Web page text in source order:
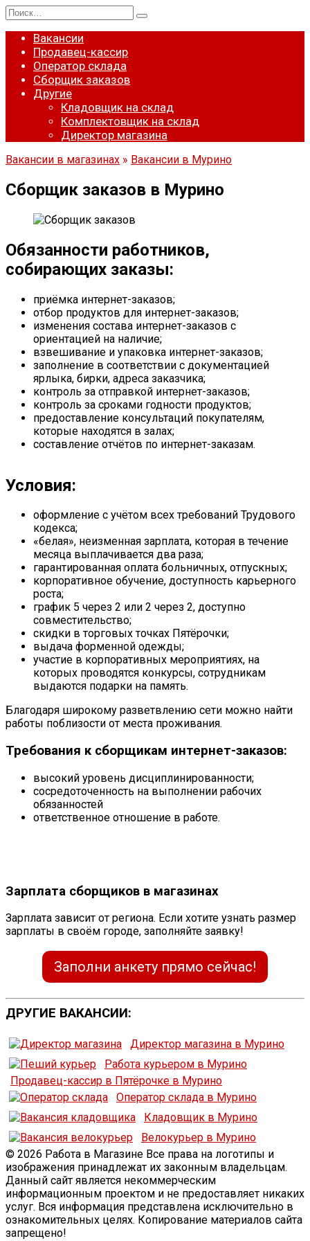
Перейти
к
содержанию
Search
for:
Вакансии
Продавец-кассир
Оператор склада
Сборщик заказов
Другие
Кладовщик на склад
Комплектовщик на склад
Директор магазина
Вакансии в магазинах » Вакансии в Мурино
Сборщик заказов в Мурино
Обязанности работников,
собирающих заказы:
приёмка интернет-заказов;
отбор продуктов для интернет-заказов;
изменения состава интернет-заказов с
ориентацией на наличие;
взвешивание и упаковка интернет-заказов;
заполнение в соответствии с документацией
ярлыка, бирки, адреса заказчика;
контроль за отправкой интернет-заказов;
контроль за сроками годности продуктов;
предоставление консультаций покупателям,
которые находятся в залах;
составление отчётов по интернет-заказам.
Условия:
оформление с учётом всех требований Трудового
кодекса;
«белая», неизменная зарплата, которая в течение
месяца выплачивается два раза;
гарантированная оплата больничных, отпускных;
корпоративное обучение, доступность карьерного
роста;
график 5 через 2 или 2 через 2, доступно
совместительство;
скидки в торговых точках Пятёрочки;
выдача форменной одежды;
участие в корпоративных мероприятиях, на
которых проводятся конкурсы, сотрудникам
выдаются подарки на память.
Благодаря широкому разветвлению сети можно найти
работы поблизости от места проживания.
Требования к сборщикам интернет-заказов:
высокий уровень дисциплинированности;
сосредоточенность на выполнении рабочих
обязанностей
ответственное отношение в работе.
Зарплата сборщиков в магазинах
Зарплата зависит от региона. Если хотите узнать размер
зарплаты в своём городе, заполняйте заявку!
Заполни анкету прямо сейчас!
ДРУГИЕ ВАКАНСИИ:
Директор магазина в Мурино
Работа курьером в Мурино
Продавец-кассир в Пятёрочке в Мурино
Оператор склада в Мурино
Кладовщик в Мурино
Велокурьер в Мурино
© 2026 Работа в Магазине Все права на логотипы и
изображения принадлежат их законным владельцам.
Данный сайт является некоммерческим
информационным проектом и не предоставляет никаких
услуг. Вся информация представлена исключительно в
ознакомительных целях. Копирование материалов сайта
запрещено!